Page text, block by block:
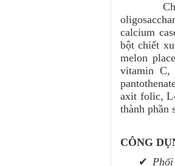
Chi tiết:
calcium
bột chiết
melon
vitamin C,
axit folic,
thành phần
CÔNG
✔